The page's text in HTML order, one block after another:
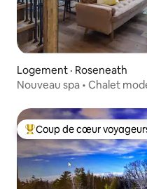
Logement · Roseneath
Nouveau spa • Chalet
Coup de cœur voyageurs
Coup de cœur